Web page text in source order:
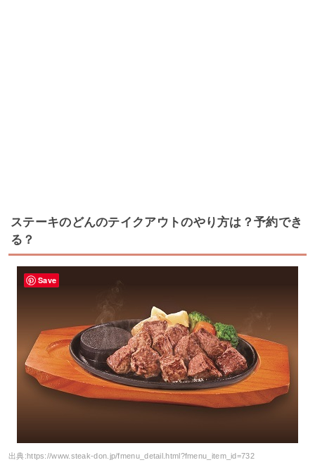
ステーキのどんのテイクアウトのやり方は？予約でき
る？
出典:https://www.steak-don.jp/fmenu_detail.html?fmenu_item_id=732
Save